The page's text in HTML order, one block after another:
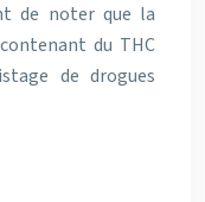
de noter que la
du THC
de drogues